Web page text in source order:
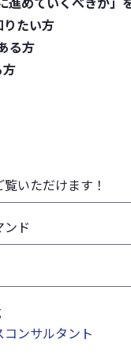
たい方
る方
いただけます！
ド
ンサルタント